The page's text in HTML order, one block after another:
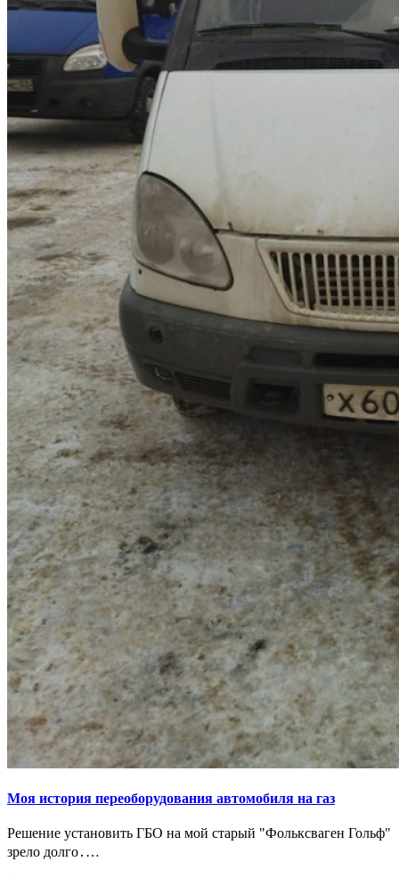
Моя история переоборудования автомобиля на газ
Решение установить ГБО на мой старый "Фольксваген Гольф"
зрело долго․…